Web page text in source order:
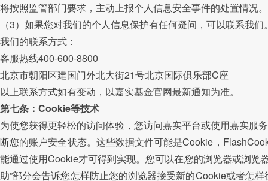
将按照监管部门要求，主动上报个人信息安全事件的处置情况。
（3）如果您对我们的个人信息保护有任何疑问，可以联系我
我们的联系方式：
客服热线400-600-8800
北京市朝阳区建国门外北大街21号北京国际俱乐部C座
以上联系方式如有变动，以嘉实基金官网最新通知为准。
第七条：Cookie等技术
为使您获得更轻松的访问体验，您访问嘉实平台或使用嘉实服
断您的账户安全状态。这些数据文件可能是Cookie，
能通过使用Cookie才可得到实现。您可以在您的浏览器或浏
助”部分会告诉您怎样防止您的浏览器接受新的Cookie或者怎